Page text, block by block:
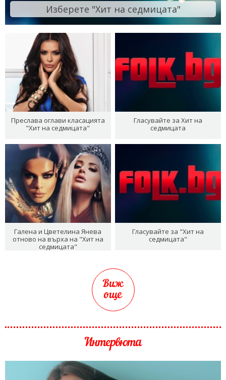
Изберете "Хит на седмицата"
Преслава оглави класацията
"Хит на седмицата"
Гласувайте за Хит на
седмицата
Галена и Цветелина Янева
отново на върха на "Хит на
седмицата"
Гласувайте за "Хит на
седмицата"
Виж
още
Интервюта